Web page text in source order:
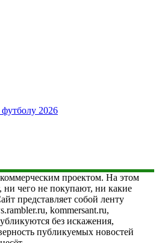
2026
проектом. На этом
ни чего не покупают, ни какие
представляет собой ленту
kommersant.ru,
без искажения,
публикуемых новостей